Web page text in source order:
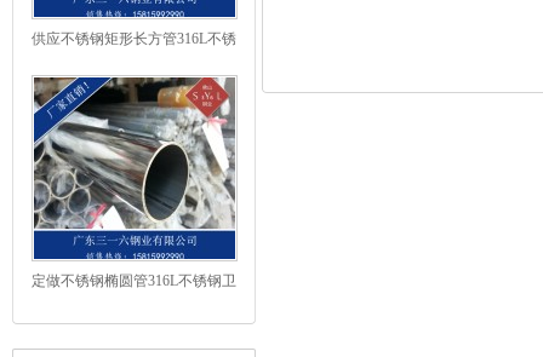
供应不锈钢矩形长方管316L不锈
定做不锈钢椭圆管316L不锈钢卫